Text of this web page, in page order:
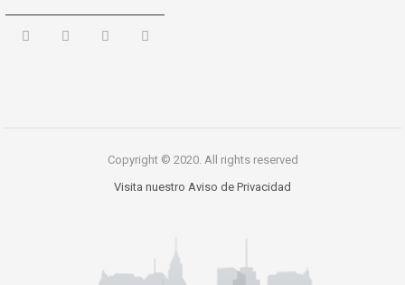
Copyright © 2020. All rights reserved
Visita nuestro Aviso de Privacidad